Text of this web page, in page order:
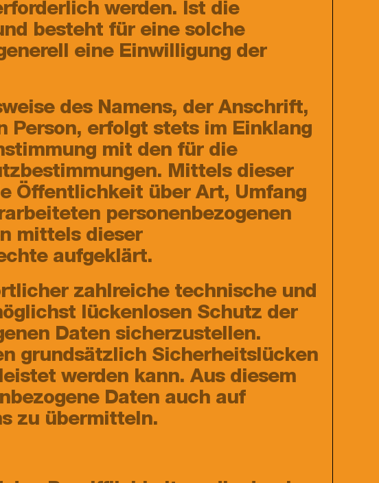
werden. Ist die
besteht für eine solche
eine Einwilligung der
des Namens, der Anschrift,
Person, erfolgt stets im Einklang
mit den für die
Mittels dieser
Öffentlichkeit über Art, Umfang
personenbezogenen
mittels dieser
aufgeklärt.
zahlreiche technische und
lückenlosen Schutz der
Daten sicherzustellen.
grundsätzlich Sicherheitslücken
werden kann. Aus diesem
Daten auch auf
zu übermitteln.